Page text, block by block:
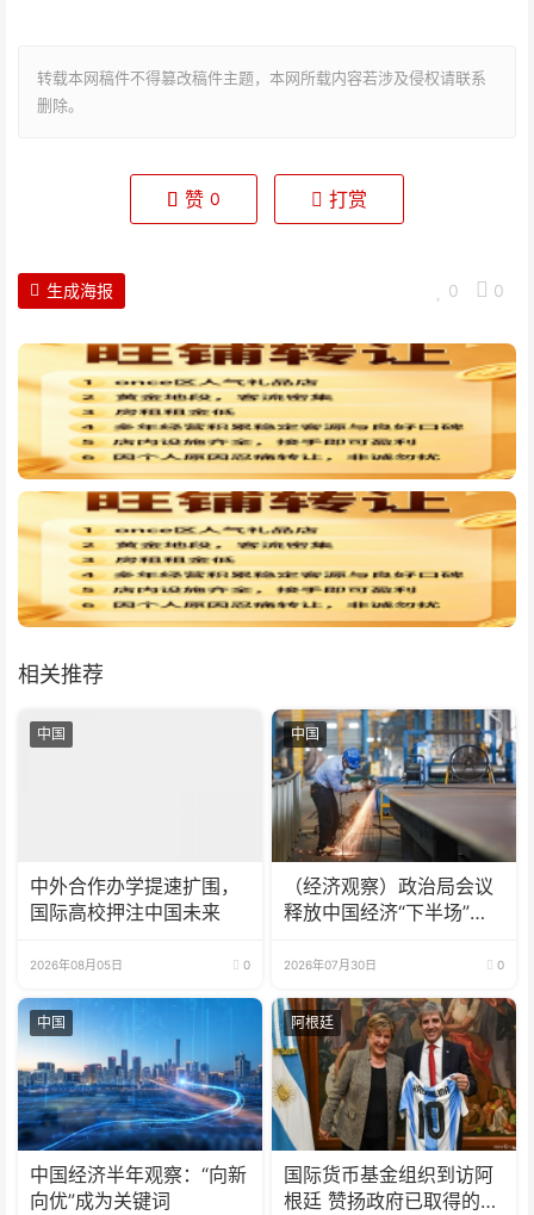
转载本网稿件不得篡改稿件主题，本网所载内容若涉及侵权请联系
删除。
赞 0 打赏
0 0
生成海报
相关推荐
中国
中外合作办学提速扩围，
国际高校押注中国未来
2026年08月05日 0
中国
（经济观察）政治局会议
释放中国经济“下半场”三
2026年07月30日 0
中国
中国经济半年观察：“向新
向优”成为关键词
阿根廷
国际货币基金组织到访阿
根廷 赞扬政府已取得的成